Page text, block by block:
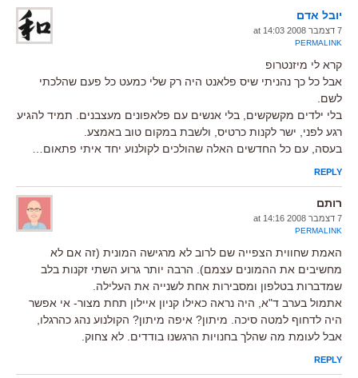
יובל אדם
7 דצמבר 2008 at 14:03
PERMALINK
קרא לי מיזנטרופ
אבל כל כך נהניתי שיס פלאנט היה רק שלי כמעט כל פעם שהלכתי
לשם.
בלי ילדים מקשקשים, בלי אנשים עם פלאפונים מעצבנים. תמיד להגיע
רגע לפני, ישר לקנות כרטיס, ולשבת במקום טוב באמצע.
בעסה, עם כל החדשים האלה שהולכים לקולנוע יחד איתי פתאום…
REPLY
רותם
7 דצמבר 2008 at 14:16
PERMALINK
האמת שחווית הצפייה שם לרוב לא מרגישה המונית (זה אם לא
מחשיבים את ההמונים עצמם). הרבה יותר גרוע השתי זקנות בלב
שמדברות בטלפון ומסבירות אחת לשנייה את העלילה.
אתמול בערב ד"א, היה נראה כאילו קניון איילון תחת מצור- אי אפשר
היה לדחוף למטה סיכה. מיתון? איפה מיתון? הקולנוע נהג כהרגלו,
אבל לעומת מה שהלך בחנויות הרגשנו בודדים. לא צחוק.
REPLY